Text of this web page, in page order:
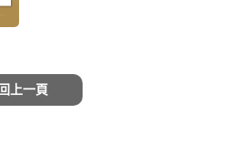
回上一頁